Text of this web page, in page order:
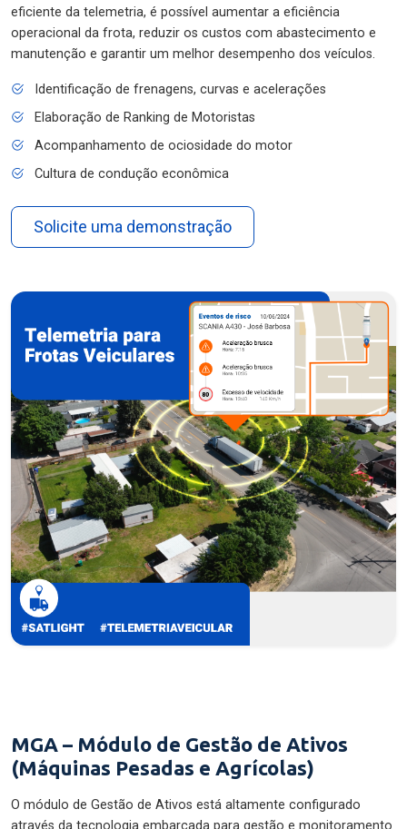
eficiente da telemetria, é possível aumentar a eficiência
operacional da frota, reduzir os custos com abastecimento e
manutenção e garantir um melhor desempenho dos veículos.
Identificação de frenagens, curvas e acelerações
Elaboração de Ranking de Motoristas
Acompanhamento de ociosidade do motor
Cultura de condução econômica
Solicite uma demonstração
MGA – Módulo de Gestão de Ativos
(Máquinas Pesadas e Agrícolas)
O módulo de Gestão de Ativos está altamente configurado
através da tecnologia embarcada para gestão e monitoramento